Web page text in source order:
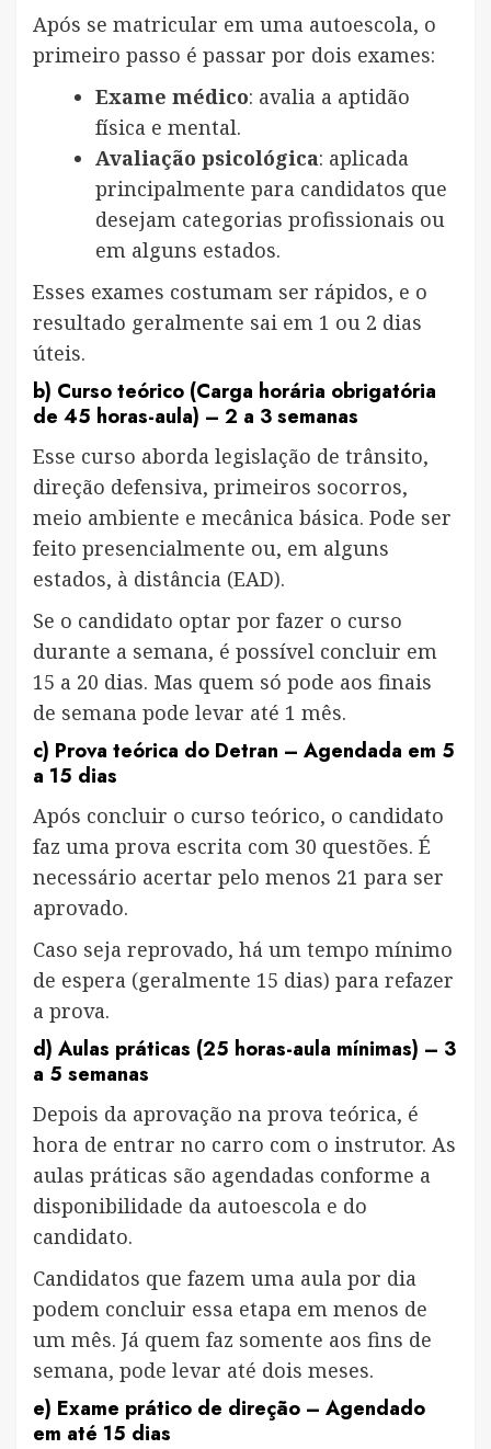
Após se matricular em uma autoescola, o
primeiro passo é passar por dois exames:
Exame médico: avalia a aptidão
física e mental.
Avaliação psicológica: aplicada
principalmente para candidatos que
desejam categorias profissionais ou
em alguns estados.
Esses exames costumam ser rápidos, e o
resultado geralmente sai em 1 ou 2 dias
úteis.
b) Curso teórico (Carga horária obrigatória
de 45 horas-aula) – 2 a 3 semanas
Esse curso aborda legislação de trânsito,
direção defensiva, primeiros socorros,
meio ambiente e mecânica básica. Pode ser
feito presencialmente ou, em alguns
estados, à distância (EAD).
Se o candidato optar por fazer o curso
durante a semana, é possível concluir em
15 a 20 dias. Mas quem só pode aos finais
de semana pode levar até 1 mês.
c) Prova teórica do Detran – Agendada em 5
a 15 dias
Após concluir o curso teórico, o candidato
faz uma prova escrita com 30 questões. É
necessário acertar pelo menos 21 para ser
aprovado.
Caso seja reprovado, há um tempo mínimo
de espera (geralmente 15 dias) para refazer
a prova.
d) Aulas práticas (25 horas-aula mínimas) – 3
a 5 semanas
Depois da aprovação na prova teórica, é
hora de entrar no carro com o instrutor. As
aulas práticas são agendadas conforme a
disponibilidade da autoescola e do
candidato.
Candidatos que fazem uma aula por dia
podem concluir essa etapa em menos de
um mês. Já quem faz somente aos fins de
semana, pode levar até dois meses.
e) Exame prático de direção – Agendado
em até 15 dias